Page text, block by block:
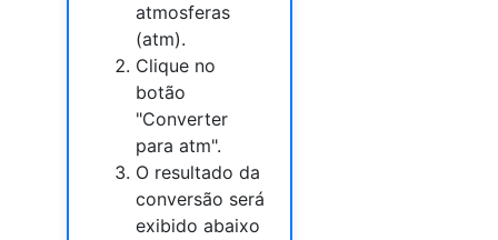
atmosferas
(atm).
Clique no
botão
"Converter
para atm".
O resultado da
conversão será
exibido abaixo